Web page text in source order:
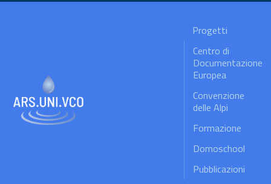
Progetti
Centro di
Documentazione
Europea
Convenzione
delle Alpi
Formazione
Domoschool
Pubblicazioni